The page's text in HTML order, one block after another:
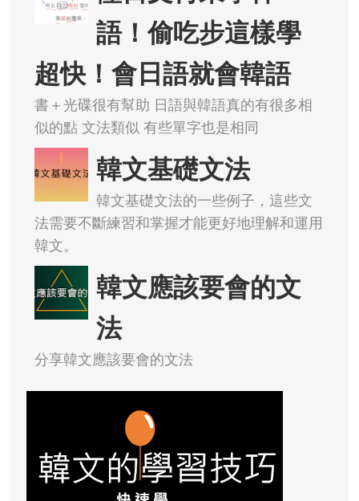
語！偷吃步這樣學
超快！會日語就會韓語
書＋光碟很有幫助 日語與韓語真的有很多相
似的點 文法類似 有些單字也是相同
韓文基礎文法
韓文基礎文法的一些例子，這些文
法需要不斷練習和掌握才能更好地理解和運用
韓文。
韓文應該要會的文
法
分享韓文應該要會的文法